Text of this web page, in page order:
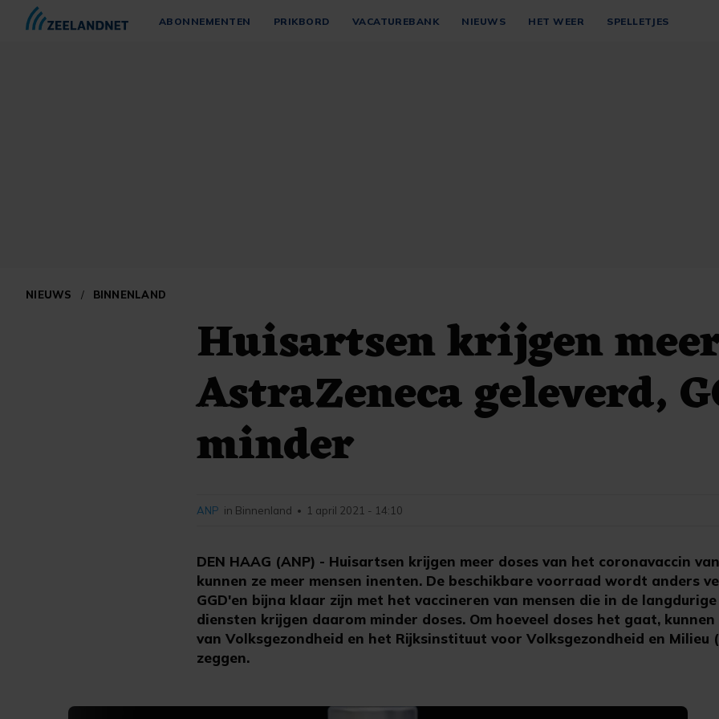
ABONNEMENTEN PRIKBORD VACATUREBANK NIEUWS HET WEER SPELLETJES
NIEUWS / BINNENLAND
Huisartsen krijgen
AstraZeneca geleverd,
minder
DEN HAAG (ANP) - Huisartsen krijgen meer doses van het coronavaccin
kunnen ze meer mensen inenten. De beschikbare voorraad wordt anders
GGD'en bijna klaar zijn met het vaccineren van mensen die in de
diensten krijgen daarom minder doses. Om hoeveel doses het gaat,
van Volksgezondheid en het Rijksinstituut voor Volksgezondheid en Milieu
zeggen.
ANP in Binnenland • 1 april 2021 - 14:10